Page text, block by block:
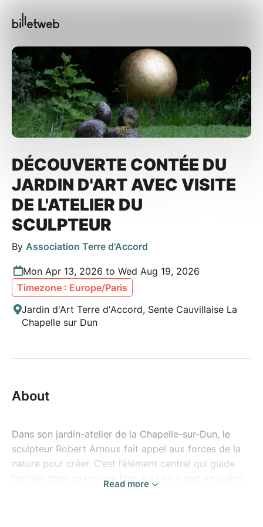
DÉCOUVERTE CONTÉE DU
JARDIN D'ART AVEC VISITE
DE L'ATELIER DU
SCULPTEUR
By Association Terre d'Accord
Mon Apr 13, 2026 to Wed Aug 19, 2026
Timezone : Europe/Paris
Jardin d'Art Terre d'Accord, Sente Cauvillaise La
Chapelle sur Dun
About
Dans son jardin-atelier de la Chapelle-sur-Dun, le
sculpteur Robert Arnoux fait appel aux forces de la
nature pour créer. C’est l’élément central qui guide
l’artiste dans un univers bien à lui où il met en scène
Read more